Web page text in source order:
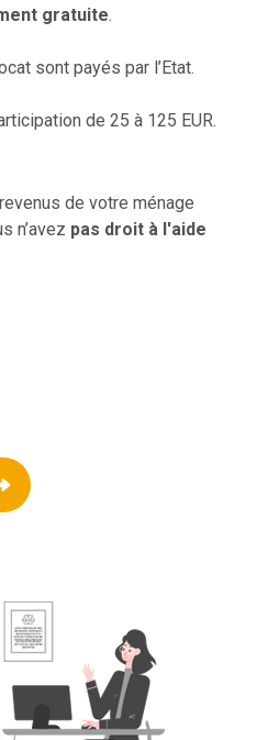
gratuite.
sont payés par l’Etat.
de 25 à 125 EUR.
de votre ménage
n’avez pas droit à l'aide